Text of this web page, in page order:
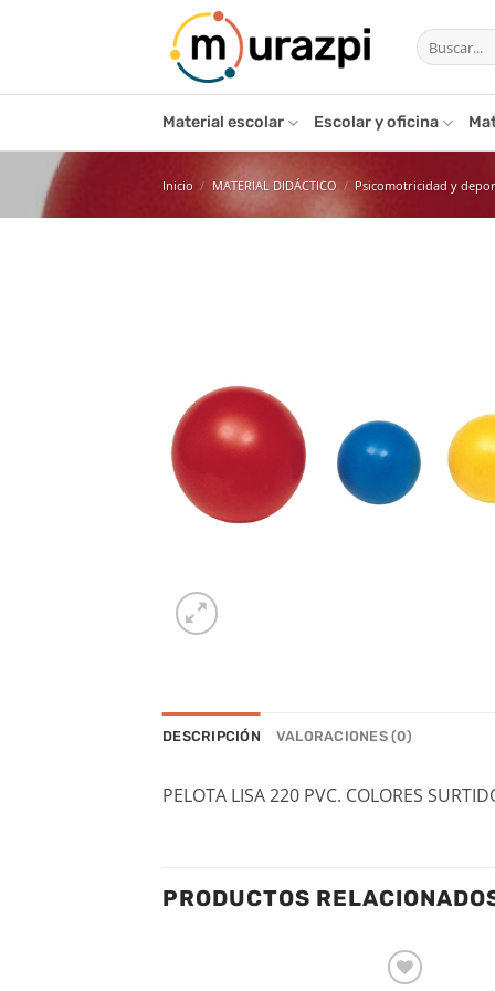
Buscar
por:
Material escolar Escolar y oficina
Inicio / MATERIAL DIDÁCTICO / Psicomotricidad y
DESCRIPCIÓN VALORACIONES (0)
PELOTA LISA 220 PVC. COLORES
PRODUCTOS